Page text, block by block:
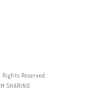
Rights Reserved.
SHARING